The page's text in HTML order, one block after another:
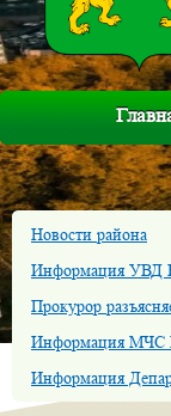
Новости района
Информация
Прокурор
Информация
Информация